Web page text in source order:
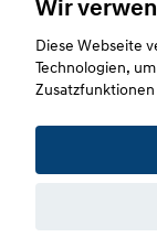
Wir
Diese Webseite
Technologien,